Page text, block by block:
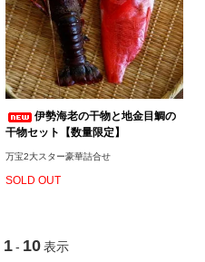
伊勢海老の干物と地金目鯛の
干物セット【数量限定】
万宝2大スター豪華詰合せ
SOLD OUT
1 - 10 表示